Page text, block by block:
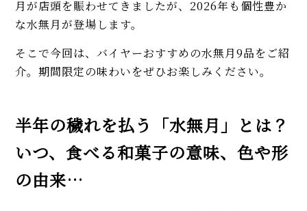
月が店頭を賑わせてきましたが、2026年も個性豊か
な水無月が登場します。
そこで今回は、バイヤーおすすめの水無月9品をご紹
介。期間限定の味わいをぜひお楽しみください。
半年の穢れを払う「水無月」とは？
いつ、食べる和菓子の意味、色や形
の由来…